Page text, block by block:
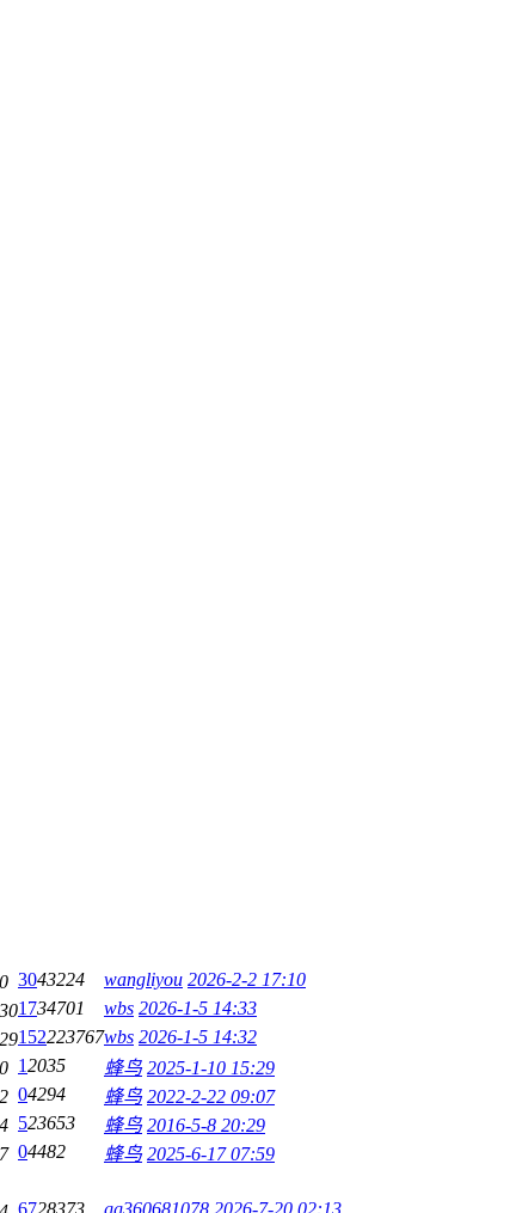
3043224 wangliyou 2026-2-2 17:10
1734701 wbs 2026-1-5 14:33
152223767wbs 2026-1-5 14:32
12035 蜂鸟 2025-1-10 15:29
04294 蜂鸟 2022-2-22 09:07
523653 蜂鸟 2016-5-8 20:29
04482 蜂鸟 2025-6-17 07:59
6728373 gg360681078 2026-7-20 02:13